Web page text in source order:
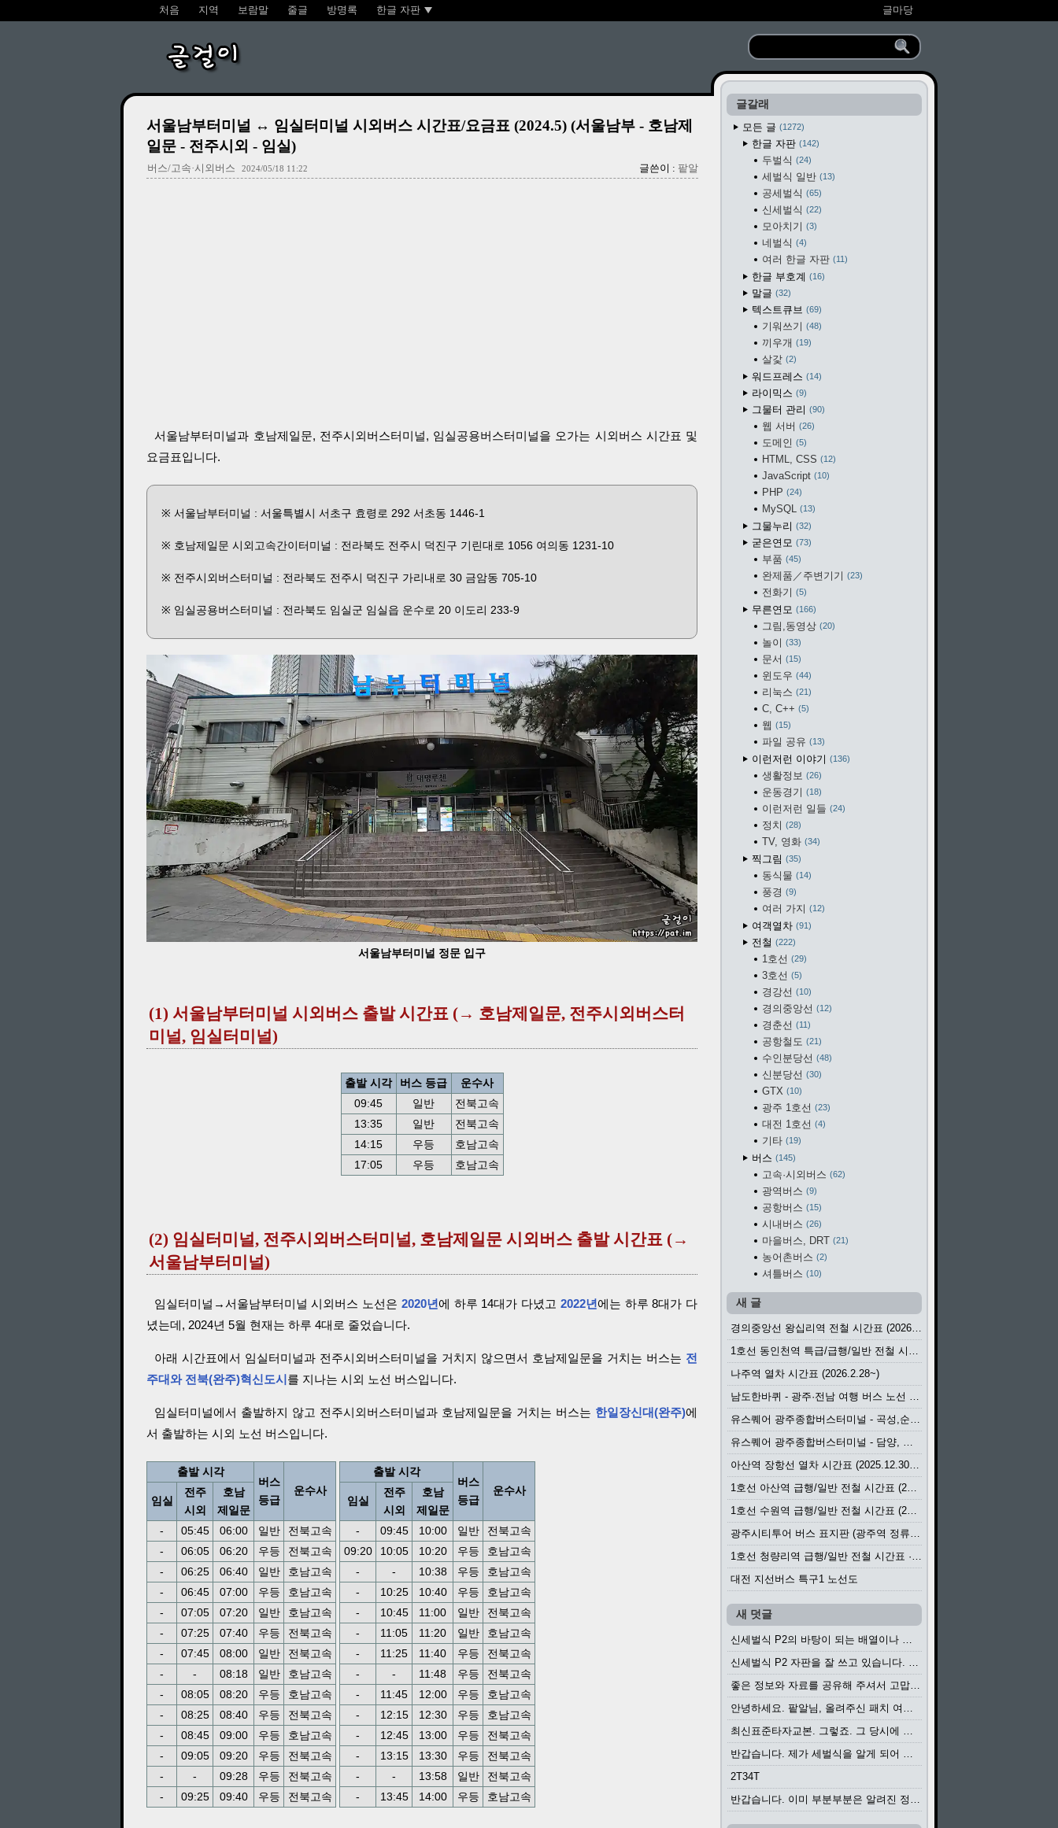
처음 지역 보람말 줄글 방명록 한글 자판 글마당
글걸이
서울남부터미널 ↔ 임실터미널 시외버스 시간표/요금표 (2024.5) (서울남부 - 호남제
일문 - 전주시외 - 임실)
버스/고속·시외버스 2024/05/18 11:22 글쓴이 : 팥알
서울남부터미널과 호남제일문, 전주시외버스터미널, 임실공용버스터미널을 오가는 시외버스 시간표 및
요금표입니다.
※ 서울남부터미널 : 서울특별시 서초구 효령로 292 서초동 1446-1
※ 호남제일문 시외고속간이터미널 : 전라북도 전주시 덕진구 기린대로 1056 여의동 1231-10
※ 전주시외버스터미널 : 전라북도 전주시 덕진구 가리내로 30 금암동 705-10
※ 임실공용버스터미널 : 전라북도 임실군 임실읍 운수로 20 이도리 233-9
서울남부터미널 정문 입구
(1) 서울남부터미널 시외버스 출발 시간표 (→ 호남제일문, 전주시외버스터
미널, 임실터미널)
출발 시각 버스 등급
운수사
09:45
일반
전북고속
13:35
일반
전북고속
14:15
우등
호남고속
17:05
우등 호남고속
(2) 임실터미널, 전주시외버스터미널, 호남제일문 시외버스 출발 시간표 (→
서울남부터미널)
임실터미널→서울남부터미널 시외버스 노선은 2020년에 하루 14대가 다녔고 2022년에는 하루 8대가 다
녔는데, 2024년 5월 현재는 하루 4대로 줄었습니다.
아래 시간표에서 임실터미널과 전주시외버스터미널을 거치지 않으면서 호남제일문을 거치는 버스는 전
주대와 전북(완주)혁신도시를 지나는 시외 노선 버스입니다.
임실터미널에서 출발하지 않고 전주시외버스터미널과 호남제일문을 거치는 버스는 한일장신대(완주)에
서 출발하는 시외 노선 버스입니다.
출발 시각
버스
등급
운수사
임실
전주
시외
호남
제일문
-
05:45 06:00 일반
전북고속
-
06:05 06:20 우등
전북고속
-
06:25 06:40 일반
호남고속
-
06:45 07:00 우등
호남고속
-
07:05 07:20 일반
호남고속
-
07:25 07:40 우등
전북고속
-
07:45 08:00 일반
전북고속
-
- 08:18 일반
호남고속
-
08:05 08:20 우등
호남고속
-
08:25 08:40 우등
전북고속
-
08:45 09:00 우등
호남고속
-
09:05 09:20 우등
전북고속
-
- 09:28 우등
전북고속
-
09:25 09:40 우등 전북고속
출발 시각
버스
등급
운수사
임실
전주
시외
호남
제일문
-
09:45 10:00 일반
전북고속
09:20
10:05 10:20 우등
호남고속
-
- 10:38 우등
호남고속
-
10:25 10:40 우등
호남고속
-
10:45 11:00 일반
전북고속
-
11:05 11:20 일반
호남고속
-
11:25 11:40 우등
전북고속
-
- 11:48 우등
전북고속
-
11:45 12:00 우등
호남고속
-
12:15 12:30 우등
호남고속
-
12:45 13:00 우등
전북고속
-
13:15 13:30 우등
전북고속
-
- 13:58 일반
전북고속
-
13:45 14:00 우등 호남고속
글갈래
모든 글
1272
한글 자판 142
두벌식 24
세벌식 일반 13
공세벌식 65
신세벌식 22
모아치기 3
네벌식 4
여러 한글 자판 11
한글 부호계 16
말글 32
텍스트큐브 69
기워쓰기 48
끼우개 19
살갗 2
워드프레스 14
라이믹스 9
그물터 관리 90
웹 서버 26
도메인 5
HTML, CSS 12
JavaScript 10
PHP 24
MySQL 13
그물누리 32
굳은연모 73
부품 45
완제품／주변기기 23
전화기 5
무른연모 166
그림,동영상 20
놀이 33
문서 15
윈도우 44
리눅스 21
C, C++ 5
웹 15
파일 공유 13
이런저런 이야기 136
생활정보 26
운동경기 18
이런저런 일들 24
정치 28
TV, 영화 34
찍그림 35
동식물 14
풍경 9
여러 가지 12
여객열차 91
전철 222
1호선 29
3호선 5
경강선 10
경의중앙선 12
경춘선 11
공항철도 21
수인분당선 48
신분당선 30
GTX 10
광주 1호선 23
대전 1호선 4
기타 19
버스 145
고속·시외버스 62
광역버스 9
공항버스 15
시내버스 26
마을버스, DRT 21
농어촌버스 2
셔틀버스 10
새 글
경의중앙선 왕십리역 전철 시간표 (2026.4.20~)
1호선 동인천역 특급/급행/일반 전철 시간표 (2026.2.28~)
나주역 열차 시간표 (2026.2.28~)
남도한바퀴 - 광주·전남 여행 버스 노선 (2026.3.1~5.31)
유스퀘어 광주종합버스터미널 - 곡성,순천／화순,보성,율포 방면 시외버스 시간표 (2026.1.31)
유스퀘어 광주종합버스터미널 - 담양, 순창, 남원, 무주, 장수, 거창, 대구 방면 시외버스 시간표 (2026...
아산역 장항선 열차 시간표 (2025.12.30 기준) (무궁화호, ITX-마음, 새마을호, 서해금빛열차)
1호선 아산역 급행/일반 전철 시간표 (2025.12.30~)
1호선 수원역 급행/일반 전철 시간표 (2025.12.30~)
광주시티투어 버스 표지판 (광주역 정류장) (2024?)
1호선 청량리역 급행/일반 전철 시간표 · 노선도 (2025.12.30~)
대전 지선버스 특구1 노선도
새 덧글
신세벌식 P2의 바탕이 되는 배열이나 주요 기능...
신세벌식 P2 자판을 잘 쓰고 있습니다. 쓰기 편리...
좋은 정보와 자료를 공유해 주셔서 고맙습니다....
안녕하세요. 팥알님, 올려주신 패치 여러모로 감사...
최신표준타자교본. 그렇죠. 그 당시에 최신 표준...
반갑습니다. 제가 세벌식을 알게 되어 세벌식 써...
2T34T
반갑습니다. 이미 부분부분은 알려진 정보들이...